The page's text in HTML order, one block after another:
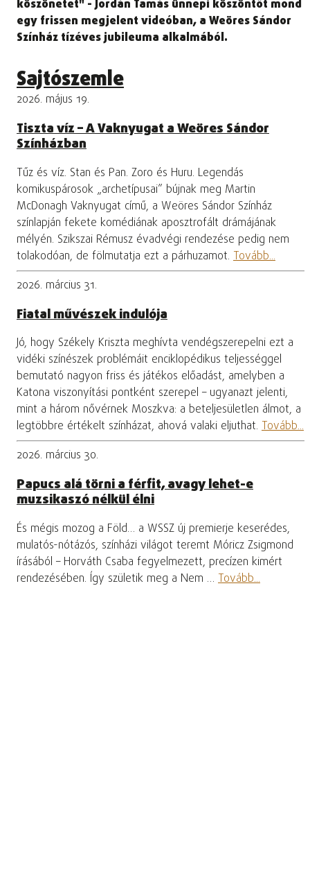
köszönetet" - Jordán Tamás ünnepi köszöntőt mond
egy frissen megjelent videóban, a Weöres Sándor
Színház tízéves jubileuma alkalmából.
Sajtószemle
2026. május 19.
Tiszta víz – A Vaknyugat a Weöres Sándor
Színházban
Tűz és víz. Stan és Pan. Zoro és Huru. Legendás
komikuspárosok „archetípusai” bújnak meg Martin
McDonagh Vaknyugat című, a Weöres Sándor Színház
színlapján fekete komédiának aposztrofált drámájának
mélyén. Szikszai Rémusz évadvégi rendezése pedig nem
tolakodóan, de fölmutatja ezt a párhuzamot. Tovább...
2026. március 31.
Fiatal művészek indulója
Jó, hogy Székely Kriszta meghívta vendégszerepelni ezt a
vidéki színészek problémáit enciklopédikus teljességgel
bemutató nagyon friss és játékos előadást, amelyben a
Katona viszonyítási pontként szerepel – ugyanazt jelenti,
mint a három nővérnek Moszkva: a beteljesületlen álmot, a
legtöbbre értékelt színházat, ahová valaki eljuthat. Tovább...
2026. március 30.
Papucs alá törni a férfit, avagy lehet-e
muzsikaszó nélkül élni
És mégis mozog a Föld… a WSSZ új premierje keserédes,
mulatós-nótázós, színházi világot teremt Móricz Zsigmond
írásából – Horváth Csaba fegyelmezett, precízen kimért
rendezésében. Így születik meg a Nem … Tovább...